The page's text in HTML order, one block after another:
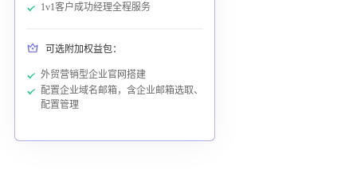
1v1客户成功经理全程服务
可选附加权益包：
外贸营销型企业官网搭建
配置企业域名邮箱，含企业邮箱选取、
配置管理